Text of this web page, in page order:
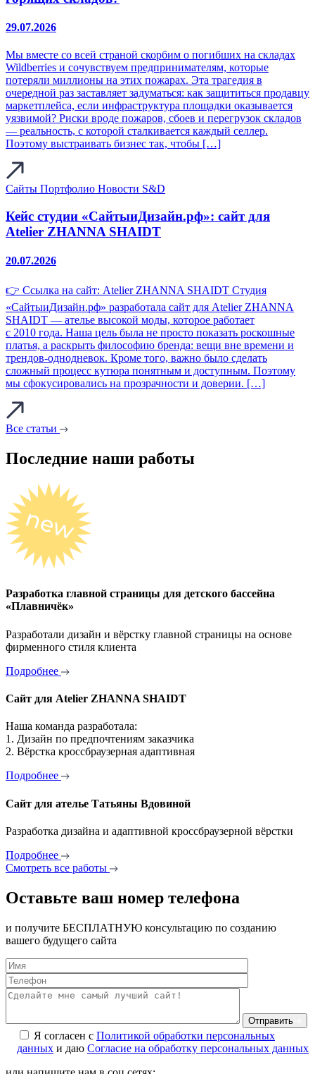
29.07.2026
Мы вместе со всей страной скорбим о погибших на складах
Wildberries и сочувствуем предпринимателям, которые
потеряли миллионы на этих пожарах. Эта трагедия в
очередной раз заставляет задуматься: как защититься продавцу
маркетплейса, если инфраструктура площадки оказывается
уязвимой? Риски вроде пожаров, сбоев и перегрузок складов
— реальность, с которой сталкивается каждый селлер.
Поэтому выстраивать бизнес так, чтобы […]
Сайты Портфолио Новости S&D
Кейс студии «СайтыиДизайн.рф»: сайт для
Atelier ZHANNA SHAIDT
20.07.2026
👉 Ссылка на сайт: Atelier ZHANNA SHAIDT Студия
«СайтыиДизайн.рф» разработала сайт для Atelier ZHANNA
SHAIDT — ателье высокой моды, которое работает
с 2010 года. Наша цель была не просто показать роскошные
платья, а раскрыть философию бренда: вещи вне времени и
трендов‑однодневок. Кроме того, важно было сделать
сложный процесс кутюра понятным и доступным. Поэтому
мы сфокусировались на прозрачности и доверии. […]
Все статьи
Последние наши работы
Разработка главной страницы для детского бассейна
«Плавничёк»
Разработали дизайн и вёрстку главной страницы на основе
фирменного стиля клиента
Подробнее
Сайт для Atelier ZHANNA SHAIDT
Наша команда разработала:
1. Дизайн по предпочтениям заказчика
2. Вёрстка кроссбраузерная адаптивная
Подробнее
Сайт для ателье Татьяны Вдовиной
Разработка дизайна и адаптивной кроссбраузерной вёрстки
Подробнее
Смотреть все работы
Оставьте ваш номер телефона
и получите БЕСПЛАТНУЮ консультацию по созданию
вашего будущего сайта
Отправить
Я согласен с Политикой обработки персональных
данных и даю Согласие на обработку персональных данных